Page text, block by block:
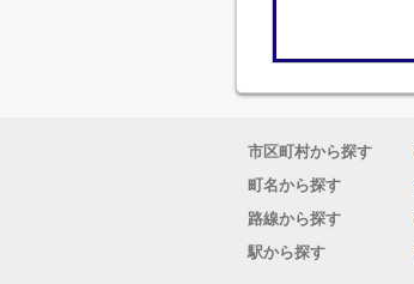
市区町村から探す
町名から探す
路線から探す
駅から探す